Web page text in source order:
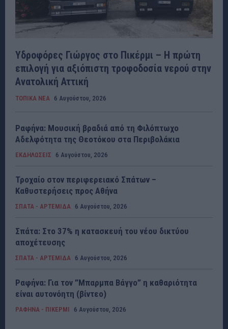
Υδροφόρες Γιώργος στο Πικέρμι – Η πρώτη
επιλογή για αξιόπιστη τροφοδοσία νερού στην
Ανατολική Αττική
ΤΟΠΙΚΑ ΝΕΑ 6 Αυγούστου, 2026
Ραφήνα: Μουσική βραδιά από τη Φιλόπτωχο
Αδελφότητα της Θεοτόκου στα Περιβολάκια
ΕΚΔΗΛΩΣΕΙΣ 6 Αυγούστου, 2026
Τροχαίο στον περιφερειακό Σπάτων –
Καθυστερήσεις προς Αθήνα
ΣΠΑΤΑ - ΑΡΤΕΜΙΔΑ 6 Αυγούστου, 2026
Σπάτα: Στο 37% η κατασκευή του νέου δικτύου
αποχέτευσης
ΣΠΑΤΑ - ΑΡΤΕΜΙΔΑ 6 Αυγούστου, 2026
Ραφήνα: Για τον ”Μπαρμπα Βάγγο” η καθαριότητα
είναι αυτονόητη (βίντεο)
ΡΑΦΗΝΑ - ΠΙΚΕΡΜΙ 6 Αυγούστου, 2026